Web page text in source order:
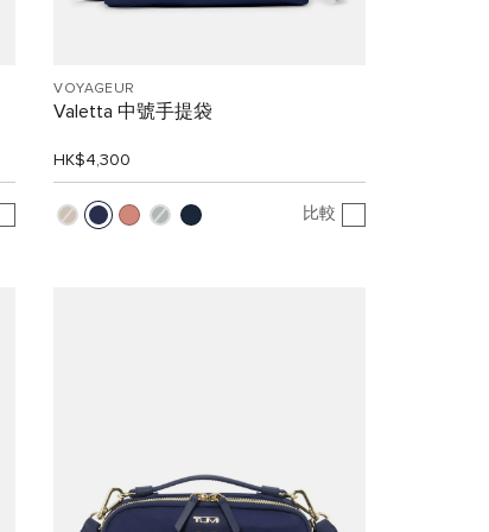
VOYAGEUR
Valetta 中號手提袋
HK$4,300
比較